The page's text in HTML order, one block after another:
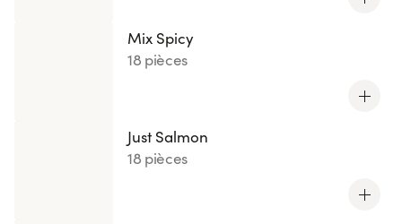
Mix Spicy
18 pièces
Just Salmon
18 pièces